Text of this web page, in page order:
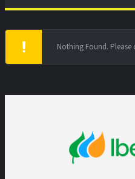
Nothing Found. Please